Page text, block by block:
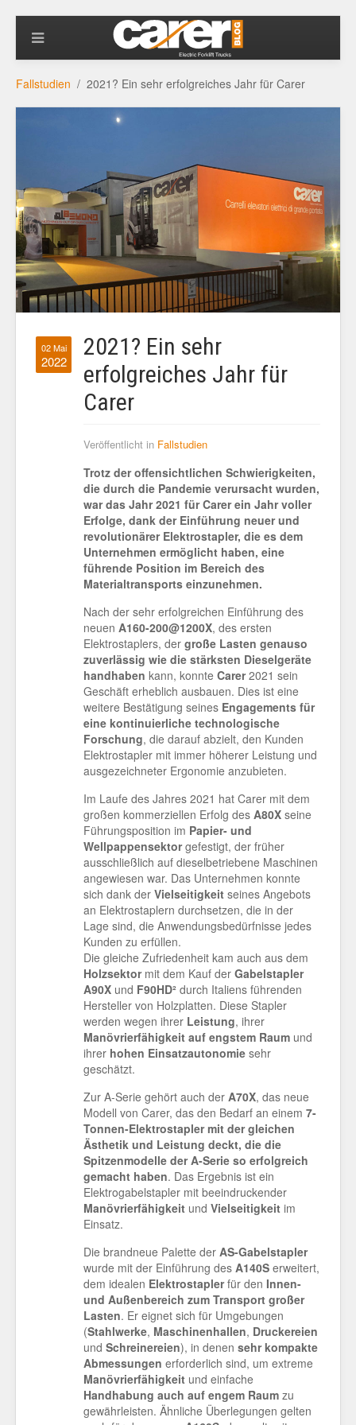
Fallstudien 2021? Ein sehr erfolgreiches Jahr für Carer
02 Mai
2022
2021? Ein sehr
erfolgreiches Jahr für
Carer
Veröffentlicht in Fallstudien
Trotz der offensichtlichen Schwierigkeiten,
die durch die Pandemie verursacht wurden,
war das Jahr 2021 für Carer ein Jahr voller
Erfolge, dank der Einführung neuer und
revolutionärer Elektrostapler, die es dem
Unternehmen ermöglicht haben, eine
führende Position im Bereich des
Materialtransports einzunehmen.
Nach der sehr erfolgreichen Einführung des
neuen A160-200@1200X, des ersten
Elektrostaplers, der große Lasten genauso
zuverlässig wie die stärksten Dieselgeräte
handhaben kann, konnte Carer2021 sein
Geschäft erheblich ausbauen. Dies ist eine
weitere Bestätigung seines Engagements für
eine kontinuierliche technologische
Forschung, die darauf abzielt, den Kunden
Elektrostapler mit immer höherer Leistung und
ausgezeichneter Ergonomie anzubieten.
Im Laufe des Jahres 2021 hat Carer mit dem
großen kommerziellen Erfolg des A80X seine
Führungsposition im Papier- und
Wellpappensektorgefestigt, der früher
ausschließlich auf dieselbetriebene Maschinen
angewiesen war. Das Unternehmen konnte
sich dank der Vielseitigkeit seines Angebots
an Elektrostaplern durchsetzen, die in der
Lage sind, die Anwendungsbedürfnisse jedes
Kunden zu erfüllen.
Die gleiche Zufriedenheit kam auch aus dem
Holzsektormit dem Kauf der Gabelstapler
A90X und F90HD² durch Italiens führenden
Hersteller von Holzplatten. Diese Stapler
werden wegen ihrer Leistung, ihrer
Manövrierfähigkeit auf engstem Raum und
ihrer hohen Einsatzautonomie sehr
geschätzt.
Zur A-Serie gehört auch der A70X, das neue
Modell von Carer, das den Bedarf an einem 7-
Tonnen-Elektrostapler mit der gleichen
Ästhetik und Leistung deckt, die die
Spitzenmodelle der A-Serie so erfolgreich
gemacht haben. Das Ergebnis ist ein
Elektrogabelstapler mit beeindruckender
Manövrierfähigkeit und Vielseitigkeit im
Einsatz.
Die brandneue Palette der AS-Gabelstapler
wurde mit der Einführung des A140S erweitert,
dem idealen Elektrostaplerfür den Innen-
und Außenbereich zum Transport großer
Lasten. Er eignet sich für Umgebungen
(Stahlwerke, Maschinenhallen, Druckereien
und Schreinereien), in denen sehr kompakte
Abmessungen erforderlich sind, um extreme
Manövrierfähigkeit und einfache
Handhabung auch auf engem Raum zu
gewährleisten. Ähnliche Überlegungen gelten